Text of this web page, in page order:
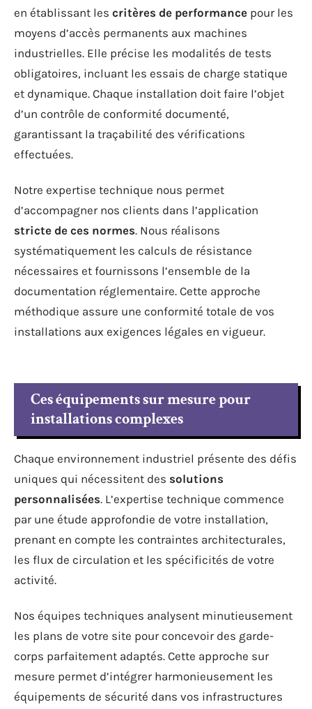
en établissant les critères de performance pour les
moyens d’accès permanents aux machines
industrielles. Elle précise les modalités de tests
obligatoires, incluant les essais de charge statique
et dynamique. Chaque installation doit faire l’objet
d’un contrôle de conformité documenté,
garantissant la traçabilité des vérifications
effectuées.
Notre expertise technique nous permet
d’accompagner nos clients dans l’application
stricte de ces normes. Nous réalisons
systématiquement les calculs de résistance
nécessaires et fournissons l’ensemble de la
documentation réglementaire. Cette approche
méthodique assure une conformité totale de vos
installations aux exigences légales en vigueur.
Ces équipements sur mesure pour
installations complexes
Chaque environnement industriel présente des défis
uniques qui nécessitent des solutions
personnalisées. L’expertise technique commence
par une étude approfondie de votre installation,
prenant en compte les contraintes architecturales,
les flux de circulation et les spécificités de votre
activité.
Nos équipes techniques analysent minutieusement
les plans de votre site pour concevoir des garde-
corps parfaitement adaptés. Cette approche sur
mesure permet d’intégrer harmonieusement les
équipements de sécurité dans vos infrastructures